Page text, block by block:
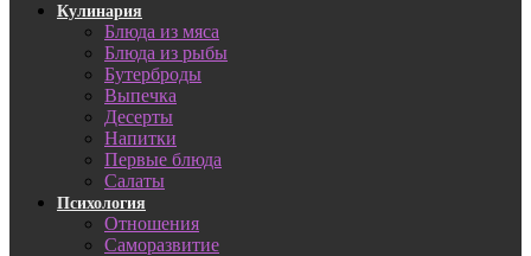
Кулинария
Блюда из мяса
Блюда из рыбы
Бутерброды
Выпечка
Десерты
Напитки
Первые блюда
Салаты
Психология
Отношения
Саморазвитие